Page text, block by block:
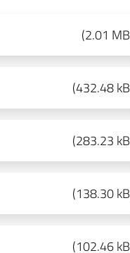
(2.01 MB
(432.48 kB
(283.23 kB
(138.30 kB
(102.46 kB